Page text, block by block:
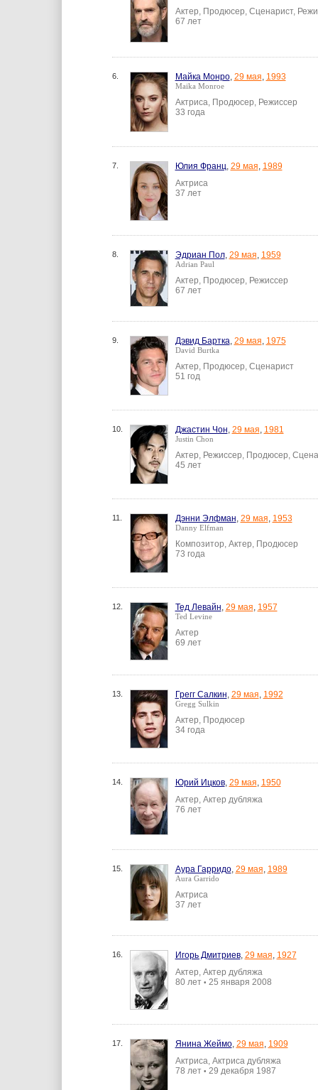
Актер, Продюсер, Сценарист,
67 лет
6. Майка Монро, 29 мая, 1993
Maika Monroe
Актриса, Продюсер, Режиссер
33 года
7. Юлия Франц, 29 мая, 1989
Актриса
37 лет
8. Эдриан Пол, 29 мая, 1959
Adrian Paul
Актер, Продюсер, Режиссер
67 лет
9. Дэвид Бартка, 29 мая, 1975
David Burtka
Актер, Продюсер, Сценарист
51 год
10. Джастин Чон, 29 мая, 1981
Justin Chon
Актер, Режиссер, Продюсер,
45 лет
11. Дэнни Элфман, 29 мая, 1953
Danny Elfman
Композитор, Актер, Продюсер
73 года
12. Тед Левайн, 29 мая, 1957
Ted Levine
Актер
69 лет
13. Грегг Салкин, 29 мая, 1992
Gregg Sulkin
Актер, Продюсер
34 года
14. Юрий Ицков, 29 мая, 1950
Актер, Актер дубляжа
76 лет
15. Аура Гарридо, 29 мая, 1989
Aura Garrido
Актриса
37 лет
16. Игорь Дмитриев, 29 мая, 1927
Актер, Актер дубляжа
80 лет • 25 января 2008
17. Янина Жеймо, 29 мая, 1909
Актриса, Актриса дубляжа
78 лет • 29 декабря 1987